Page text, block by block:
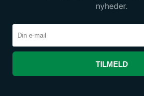
nyheder.
TILMELD